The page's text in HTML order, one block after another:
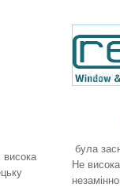
висока
була
Не висока